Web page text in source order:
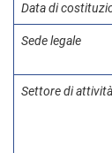
Data di
Sede legale
Settore di attività